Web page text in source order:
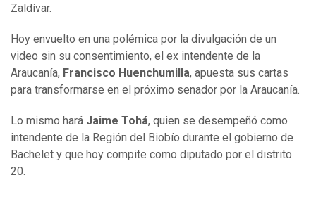
Zaldívar.
Hoy envuelto en una polémica por la divulgación de un
video sin su consentimiento, el ex intendente de la
Araucanía, Francisco Huenchumilla, apuesta sus cartas
para transformarse en el próximo senador por la Araucanía.
Lo mismo hará Jaime Tohá, quien se desempeñó como
intendente de la Región del Biobío durante el gobierno de
Bachelet y que hoy compite como diputado por el distrito
20.